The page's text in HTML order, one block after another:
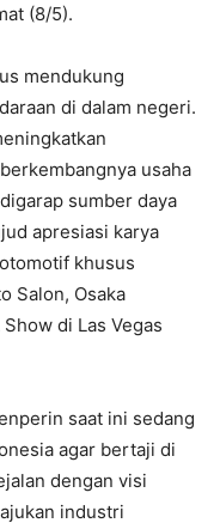
(8/5).
mendukung
di dalam negeri.
usaha
sumber daya
apresiasi karya
khusus
Salon, Osaka
di Las Vegas
saat ini sedang
agar bertaji di
dengan visi
industri